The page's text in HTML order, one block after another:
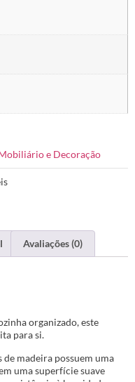
e Decoração
Avaliações (0)
organizado, este
para si.
madeira possuem uma
uma superfície suave